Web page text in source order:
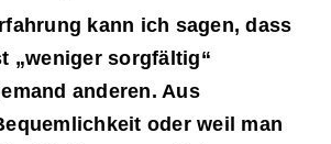
kann ich sagen, dass
„weniger sorgfältig“
anderen. Aus
oder weil man